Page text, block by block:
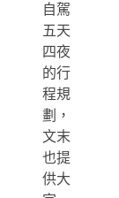
自駕
五天
四夜
的行
程規
劃，
文末
也提
供大